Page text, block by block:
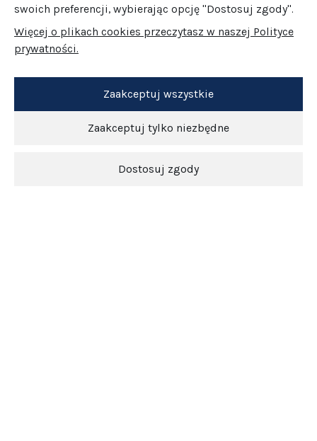
Ten produkt jest niedostępny.
swoich preferencji, wybierając opcję "Dostosuj zgody".
Więcej o plikach cookies przeczytasz w naszej Polityce
prywatności.
Zaakceptuj tylko niezbędne
Dostosuj zgody
Zaakceptuj wszystkie